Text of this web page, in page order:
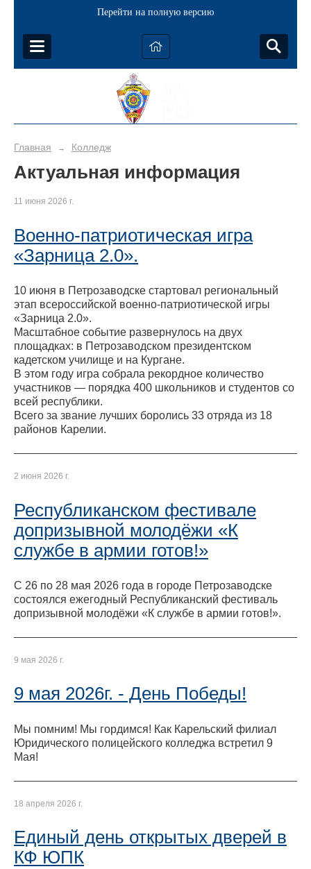
Перейти на полную версию
Главная → Колледж
Актуальная информация
11 июня 2026 г.
Военно-патриотическая игра
«Зарница 2.0».
10 июня в Петрозаводске стартовал региональный
этап всероссийской военно-патриотической игры
«Зарница 2.0».
Масштабное событие развернулось на двух
площадках: в Петрозаводском президентском
кадетском училище и на Кургане.
В этом году игра собрала рекордное количество
участников — порядка 400 школьников и студентов со
всей республики.
Всего за звание лучших боролись 33 отряда из 18
районов Карелии.
2 июня 2026 г.
Республиканском фестивале
допризывной молодёжи «К
службе в армии готов!»
С 26 по 28 мая 2026 года в городе Петрозаводске
состоялся ежегодный Республиканский фестиваль
допризывной молодёжи «К службе в армии готов!».
9 мая 2026 г.
9 мая 2026г. - День Победы!
Мы помним! Мы гордимся! Как Карельский филиал
Юридического полицейского колледжа встретил 9
Мая!
18 апреля 2026 г.
Единый день открытых дверей в
КФ ЮПК